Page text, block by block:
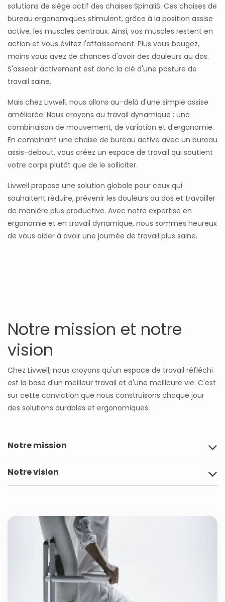
solutions de siège actif des chaises SpinaliS. Ces chaises de
bureau ergonomiques stimulent, grâce à la position assise
active, les muscles centraux. Ainsi, vos muscles restent en
action et vous évitez l'affaissement. Plus vous bougez,
moins vous avez de chances d'avoir des douleurs au dos.
S'asseoir activement est donc la clé d'une posture de
travail saine.
Mais chez Livwell, nous allons au-delà d'une simple assise
améliorée. Nous croyons au travail dynamique : une
combinaison de mouvement, de variation et d'ergonomie.
En combinant une chaise de bureau active avec un bureau
assis-debout, vous créez un espace de travail qui soutient
votre corps plutôt que de le solliciter.
Livwell propose une solution globale pour ceux qui
souhaitent réduire, prévenir les douleurs au dos et travailler
de manière plus productive. Avec notre expertise en
ergonomie et en travail dynamique, nous sommes heureux
de vous aider à avoir une journée de travail plus saine.
Notre mission et notre
vision
Chez Livwell, nous croyons qu'un espace de travail réfléchi
est la base d'un meilleur travail et d'une meilleure vie. C'est
sur cette conviction que nous construisons chaque jour
des solutions durables et ergonomiques.
Notre mission
Notre vision